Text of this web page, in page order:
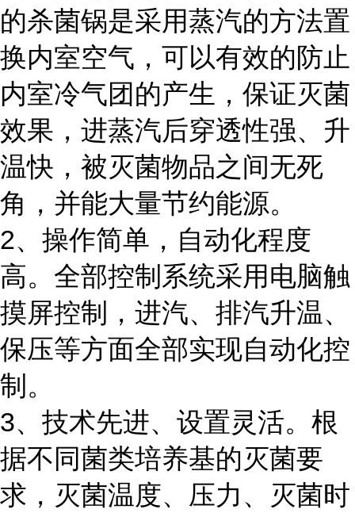
的杀菌锅是采用蒸汽的方法置
换内室空气，可以有效的防止
内室冷气团的产生，保证灭菌
效果，进蒸汽后穿透性强、升
温快，被灭菌物品之间无死
角，并能大量节约能源。
2、操作简单，自动化程度
高。全部控制系统采用电脑触
摸屏控制，进汽、排汽升温、
保压等方面全部实现自动化控
制。
3、技术先进、设置灵活。根
据不同菌类培养基的灭菌要
求，灭菌温度、压力、灭菌时